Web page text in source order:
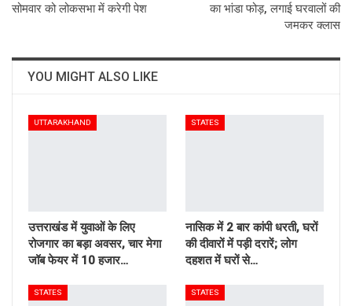
सोमवार को लोकसभा में करेगी पेश
का भांडा फोड़, लगाई घरवालों की
जमकर क्लास
YOU MIGHT ALSO LIKE
UTTARAKHAND
उत्तराखंड में युवाओं के लिए
रोजगार का बड़ा अवसर, चार मेगा
जॉब फेयर में 10 हजार…
STATES
नासिक में 2 बार कांपी धरती, घरों
की दीवारों में पड़ी दरारें; लोग
दहशत में घरों से…
STATES STATES